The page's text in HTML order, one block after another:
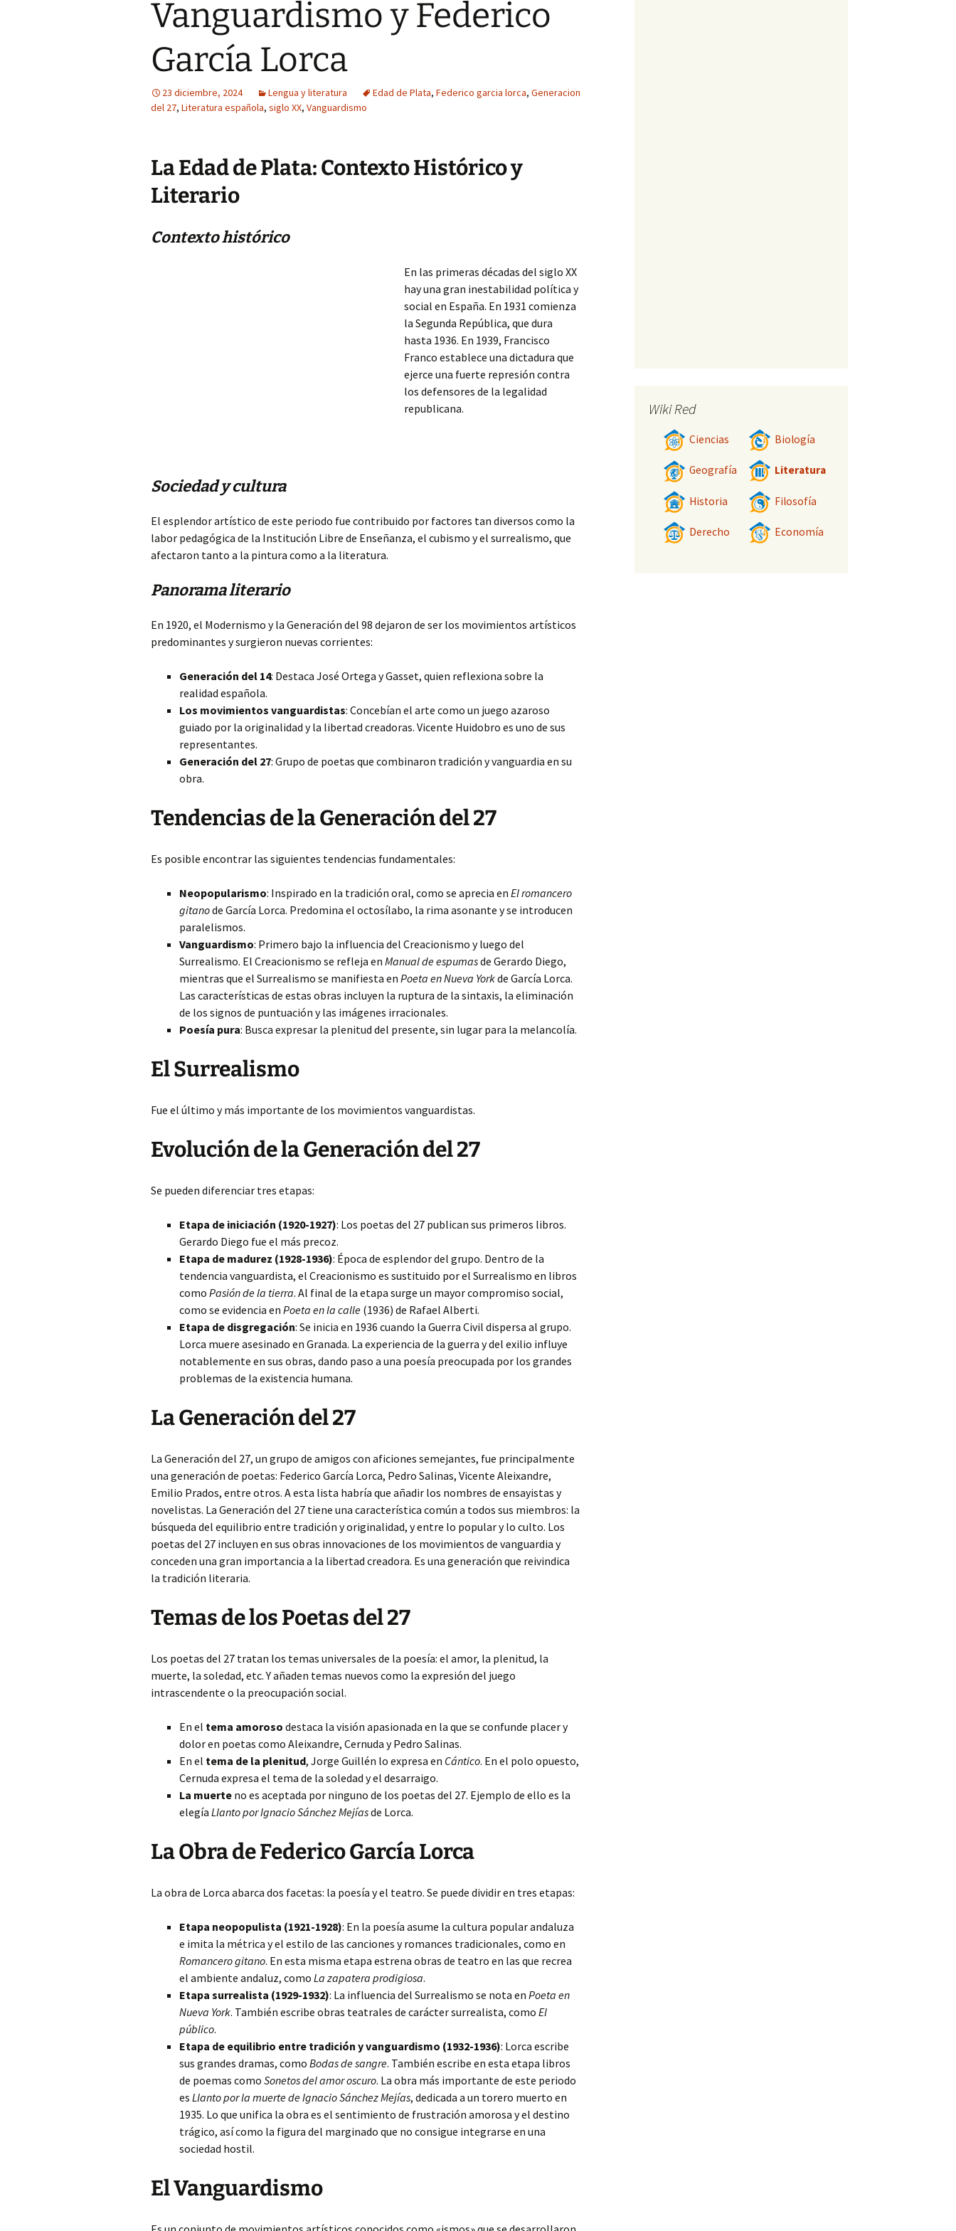
Vanguardismo y Federico
García Lorca
23 diciembre, 2024 Lengua y literatura Edad de Plata, Federico garcia lorca, Generacion
del 27, Literatura española, siglo XX, Vanguardismo
La Edad de Plata: Contexto Histórico y
Literario
Contexto histórico
En las primeras décadas del siglo XX
hay una gran inestabilidad política y
social en España. En 1931 comienza
la Segunda República, que dura
hasta 1936. En 1939, Francisco
Franco establece una dictadura que
ejerce una fuerte represión contra
los defensores de la legalidad
republicana.
Sociedad y cultura
El esplendor artístico de este periodo fue contribuido por factores tan diversos como la
labor pedagógica de la Institución Libre de Enseñanza, el cubismo y el surrealismo, que
afectaron tanto a la pintura como a la literatura.
Panorama literario
En 1920, el Modernismo y la Generación del 98 dejaron de ser los movimientos artísticos
predominantes y surgieron nuevas corrientes:
Generación del 14: Destaca José Ortega y Gasset, quien reflexiona sobre la
realidad española.
Los movimientos vanguardistas: Concebían el arte como un juego azaroso
guiado por la originalidad y la libertad creadoras. Vicente Huidobro es uno de sus
representantes.
Generación del 27: Grupo de poetas que combinaron tradición y vanguardia en su
obra.
Tendencias de la Generación del 27
Es posible encontrar las siguientes tendencias fundamentales:
Neopopularismo: Inspirado en la tradición oral, como se aprecia en El romancero
gitanode García Lorca. Predomina el octosílabo, la rima asonante y se introducen
paralelismos.
Vanguardismo: Primero bajo la influencia del Creacionismo y luego del
Surrealismo. El Creacionismo se refleja en Manual de espumasde Gerardo Diego,
mientras que el Surrealismo se manifiesta en Poeta en Nueva Yorkde García Lorca.
Las características de estas obras incluyen la ruptura de la sintaxis, la eliminación
de los signos de puntuación y las imágenes irracionales.
Poesía pura: Busca expresar la plenitud del presente, sin lugar para la melancolía.
El Surrealismo
Fue el último y más importante de los movimientos vanguardistas.
Evolución de la Generación del 27
Se pueden diferenciar tres etapas:
Etapa de iniciación (1920-1927): Los poetas del 27 publican sus primeros libros.
Gerardo Diego fue el más precoz.
Etapa de madurez (1928-1936): Época de esplendor del grupo. Dentro de la
tendencia vanguardista, el Creacionismo es sustituido por el Surrealismo en libros
como Pasión de la tierra. Al final de la etapa surge un mayor compromiso social,
como se evidencia en Poeta en la calle (1936) de Rafael Alberti.
Etapa de disgregación: Se inicia en 1936 cuando la Guerra Civil dispersa al grupo.
Lorca muere asesinado en Granada. La experiencia de la guerra y del exilio influye
notablemente en sus obras, dando paso a una poesía preocupada por los grandes
problemas de la existencia humana.
La Generación del 27
La Generación del 27, un grupo de amigos con aficiones semejantes, fue principalmente
una generación de poetas: Federico García Lorca, Pedro Salinas, Vicente Aleixandre,
Emilio Prados, entre otros. A esta lista habría que añadir los nombres de ensayistas y
novelistas. La Generación del 27 tiene una característica común a todos sus miembros: la
búsqueda del equilibrio entre tradición y originalidad, y entre lo popular y lo culto. Los
poetas del 27 incluyen en sus obras innovaciones de los movimientos de vanguardia y
conceden una gran importancia a la libertad creadora. Es una generación que reivindica
la tradición literaria.
Temas de los Poetas del 27
Los poetas del 27 tratan los temas universales de la poesía: el amor, la plenitud, la
muerte, la soledad, etc. Y añaden temas nuevos como la expresión del juego
intrascendente o la preocupación social.
En el tema amoroso destaca la visión apasionada en la que se confunde placer y
dolor en poetas como Aleixandre, Cernuda y Pedro Salinas.
En el tema de la plenitud, Jorge Guillén lo expresa en Cántico. En el polo opuesto,
Cernuda expresa el tema de la soledad y el desarraigo.
La muerte no es aceptada por ninguno de los poetas del 27. Ejemplo de ello es la
elegía Llanto por Ignacio Sánchez Mejíasde Lorca.
La Obra de Federico García Lorca
La obra de Lorca abarca dos facetas: la poesía y el teatro. Se puede dividir en tres etapas:
Etapa neopopulista (1921-1928): En la poesía asume la cultura popular andaluza
e imita la métrica y el estilo de las canciones y romances tradicionales, como en
Romancero gitano. En esta misma etapa estrena obras de teatro en las que recrea
el ambiente andaluz, como La zapatera prodigiosa.
Etapa surrealista (1929-1932): La influencia del Surrealismo se nota en Poeta en
Nueva York. También escribe obras teatrales de carácter surrealista, como El
público.
Etapa de equilibrio entre tradición y vanguardismo (1932-1936): Lorca escribe
sus grandes dramas, como Bodas de sangre. También escribe en esta etapa libros
de poemas como Sonetos del amor oscuro. La obra más importante de este periodo
es Llanto por la muerte de Ignacio Sánchez Mejías, dedicada a un torero muerto en
1935. Lo que unifica la obra es el sentimiento de frustración amorosa y el destino
trágico, así como la figura del marginado que no consigue integrarse en una
sociedad hostil.
El Vanguardismo
Wiki Red
Ciencias Biología
Geografía Literatura
Historia Filosofía
Derecho Economía